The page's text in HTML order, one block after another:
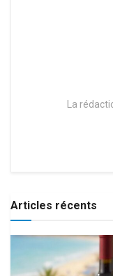
La
Articles récents